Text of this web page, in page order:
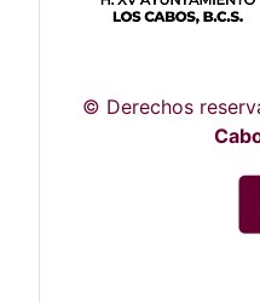
© Derechos